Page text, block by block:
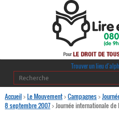
Trouver un lieu
Accueil>Le Mouvement>Campagnes>
8 septembre 2007>Journée internationale